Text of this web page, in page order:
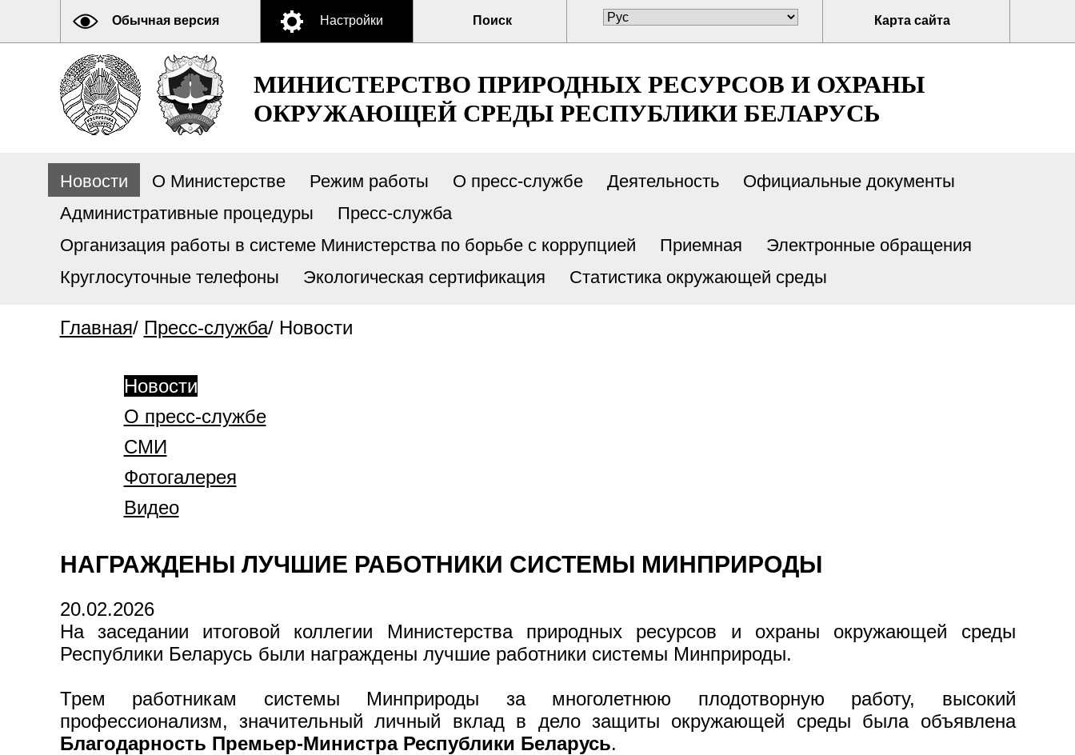
Обычная версия Настройки Поиск Карта сайта
МИНИСТЕРСТВО ПРИРОДНЫХ РЕСУРСОВ И ОХРАНЫ
ОКРУЖАЮЩЕЙ СРЕДЫ РЕСПУБЛИКИ БЕЛАРУСЬ
Новости О Министерстве Режим работы О пресс-службе Деятельность
Официальные документы
Административные процедуры
Пресс-служба
Организация работы в системе Министерства по борьбе с коррупцией
Приемная
Электронные обращения
Круглосуточные телефоны
Экологическая сертификация Статистика окружающей среды
Главная/ Пресс-служба/ Новости
Новости
О пресс-службе
СМИ
Фотогалерея
Видео
НАГРАЖДЕНЫ ЛУЧШИЕ РАБОТНИКИ СИСТЕМЫ МИНПРИРОДЫ
20.02.2026
На заседании итоговой коллегии Министерства природных ресурсов и охраны окружающей среды
Республики Беларусь были награждены лучшие работники системы Минприроды.
Трем работникам системы Минприроды за многолетнюю плодотворную работу, высокий
профессионализм, значительный личный вклад в дело защиты окружающей среды была объявлена
Благодарность Премьер-Министра Республики Беларусь.